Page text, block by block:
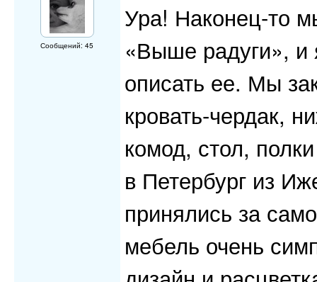
Сообщений: 45
Ура! Наконец-то
«Выше радуги», и
описать ее. Мы
кровать-чердак,
комод, стол,
в Петербург из
принялись за
мебель очень